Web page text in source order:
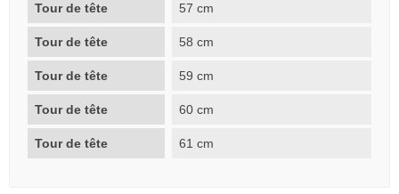
Tour de tête 57 cm
Tour de tête 58 cm
Tour de tête 59 cm
Tour de tête 60 cm
Tour de tête 61 cm